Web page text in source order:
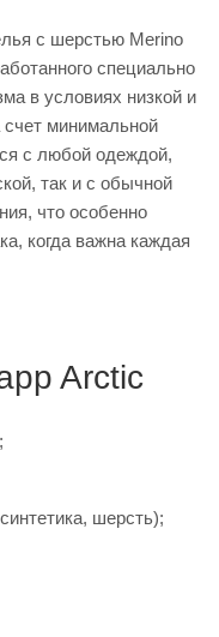
с шерстью Merino
специально
в условиях низкой и
счет минимальной
с любой одеждой,
так и с обычной
что особенно
когда важна каждая
Arctic
шерсть);